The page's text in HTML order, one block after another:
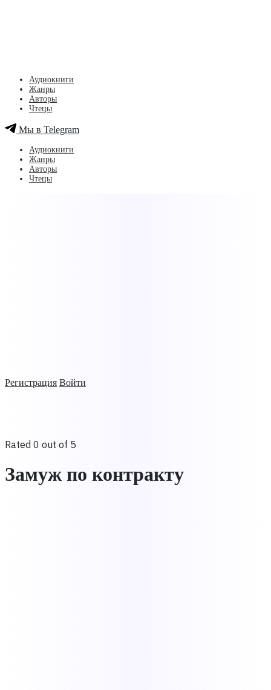
Регистрация Войти
Аудиокниги
Жанры
Авторы
Чтецы
Мы в Telegram
Аудиокниги
Жанры
Авторы
Чтецы
Rated 0 out of 5
Замуж по контракту